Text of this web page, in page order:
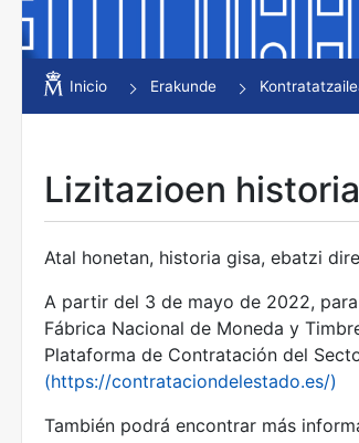
Erakutsi/Ezkutatu
Erakutsi/Ezkutatu
Erakutsi/Ezkutatu
Erakutsi/Ezkutatu
Inicio Erakunde
Lizitazioen historia
Atal honetan, historia gisa, ebatzi
A partir del 3 de mayo de 2022,
Fábrica Nacional de Moneda y
Plataforma de Contratación del
(https://contrataciondelestado.es/)
También podrá encontrar más